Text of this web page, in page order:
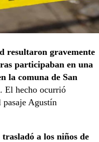
resultaron gravemente
participaban en una
la comuna de San
El hecho ocurrió
pasaje Agustín
trasladó a los niños de